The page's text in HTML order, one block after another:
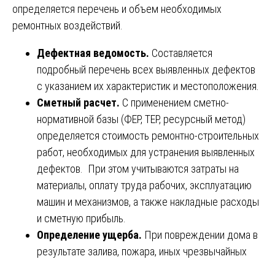
определяется перечень и объем необходимых
ремонтных воздействий.
Дефектная ведомость. Составляется
подробный перечень всех выявленных дефектов
с указанием их характеристик и местоположения.
Сметный расчет. С применением сметно-
нормативной базы (ФЕР, ТЕР, ресурсный метод)
определяется стоимость ремонтно-строительных
работ, необходимых для устранения выявленных
дефектов. При этом учитываются затраты на
материалы, оплату труда рабочих, эксплуатацию
машин и механизмов, а также накладные расходы
и сметную прибыль.
Определение ущерба. При повреждении дома в
результате залива, пожара, иных чрезвычайных